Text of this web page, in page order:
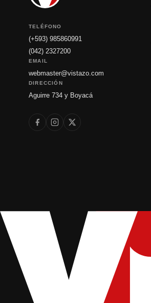
TELÉFONO
(+593) 985860991
(042) 2327200
EMAIL
webmaster@vistazo.com
DIRECCIÓN
Aguirre 734 y Boyacá